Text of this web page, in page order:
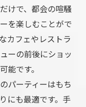
けで、都会の喧騒
を楽しむことがで
カフェやレストラ
ーの前後にショッ
能です。
パーティーはもち
にも最適です。手